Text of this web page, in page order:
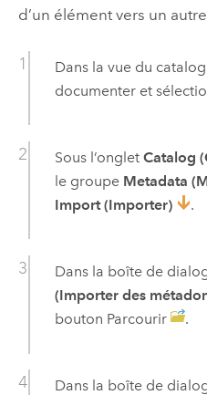
d’un élément vers un
Dans la vue du
documenter et
Sous l’onglet Catalog
le groupe Metadata
Import (Importer)
.
Dans la boîte de
(Importer des
bouton Parcourir
.
Dans la boîte de